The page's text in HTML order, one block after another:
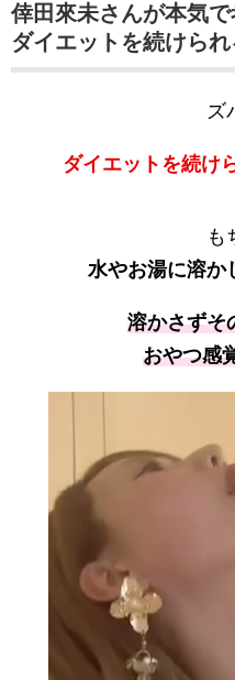
倖田來未さんが本気で
ダイエットを続けら
ズ
ダイエットを続け
も
水やお湯に溶か
溶かさずそ
おやつ感